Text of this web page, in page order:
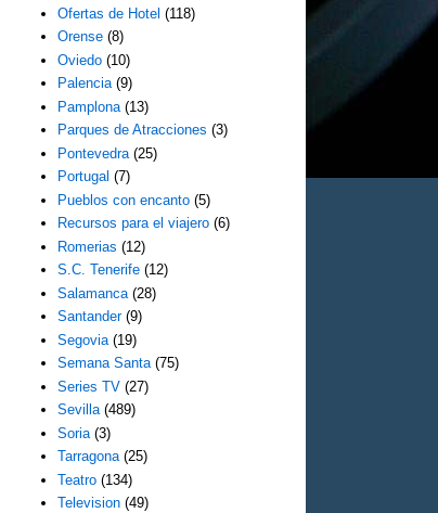
Ofertas de Hotel (118)
Orense (8)
Oviedo (10)
Palencia (9)
Pamplona (13)
Parques de Atracciones (3)
Pontevedra (25)
Portugal (7)
Pueblos con encanto (5)
Recursos para el viajero (6)
Romerias (12)
S.C. Tenerife (12)
Salamanca (28)
Santander (9)
Segovia (19)
Semana Santa (75)
Series TV (27)
Sevilla (489)
Soria (3)
Tarragona (25)
Teatro (134)
Television (49)